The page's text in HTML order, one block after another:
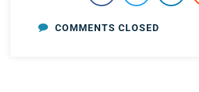
COMMENTS CLOSED